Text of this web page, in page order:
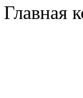
Главная